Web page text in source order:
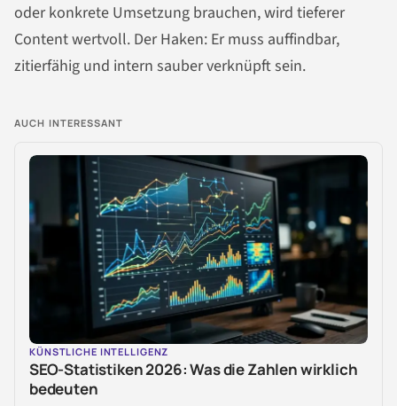
oder konkrete Umsetzung brauchen, wird tieferer
Content wertvoll. Der Haken: Er muss auffindbar,
zitierfähig und intern sauber verknüpft sein.
AUCH INTERESSANT
KÜNSTLICHE INTELLIGENZ
SEO-Statistiken 2026: Was die Zahlen wirklich
bedeuten